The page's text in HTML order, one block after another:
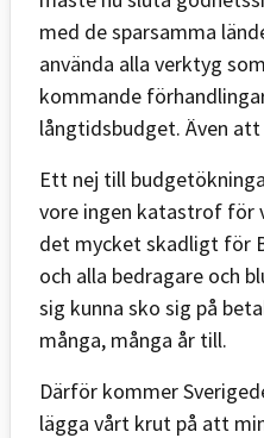
med de sparsamma
använda alla verktyg
kommande
långtidsbudget. Även
Ett nej till
vore ingen katastrof för
det mycket skadligt för
och alla bedragare och
sig kunna sko sig på
många, många år till.
Därför kommer
lägga vårt krut på att